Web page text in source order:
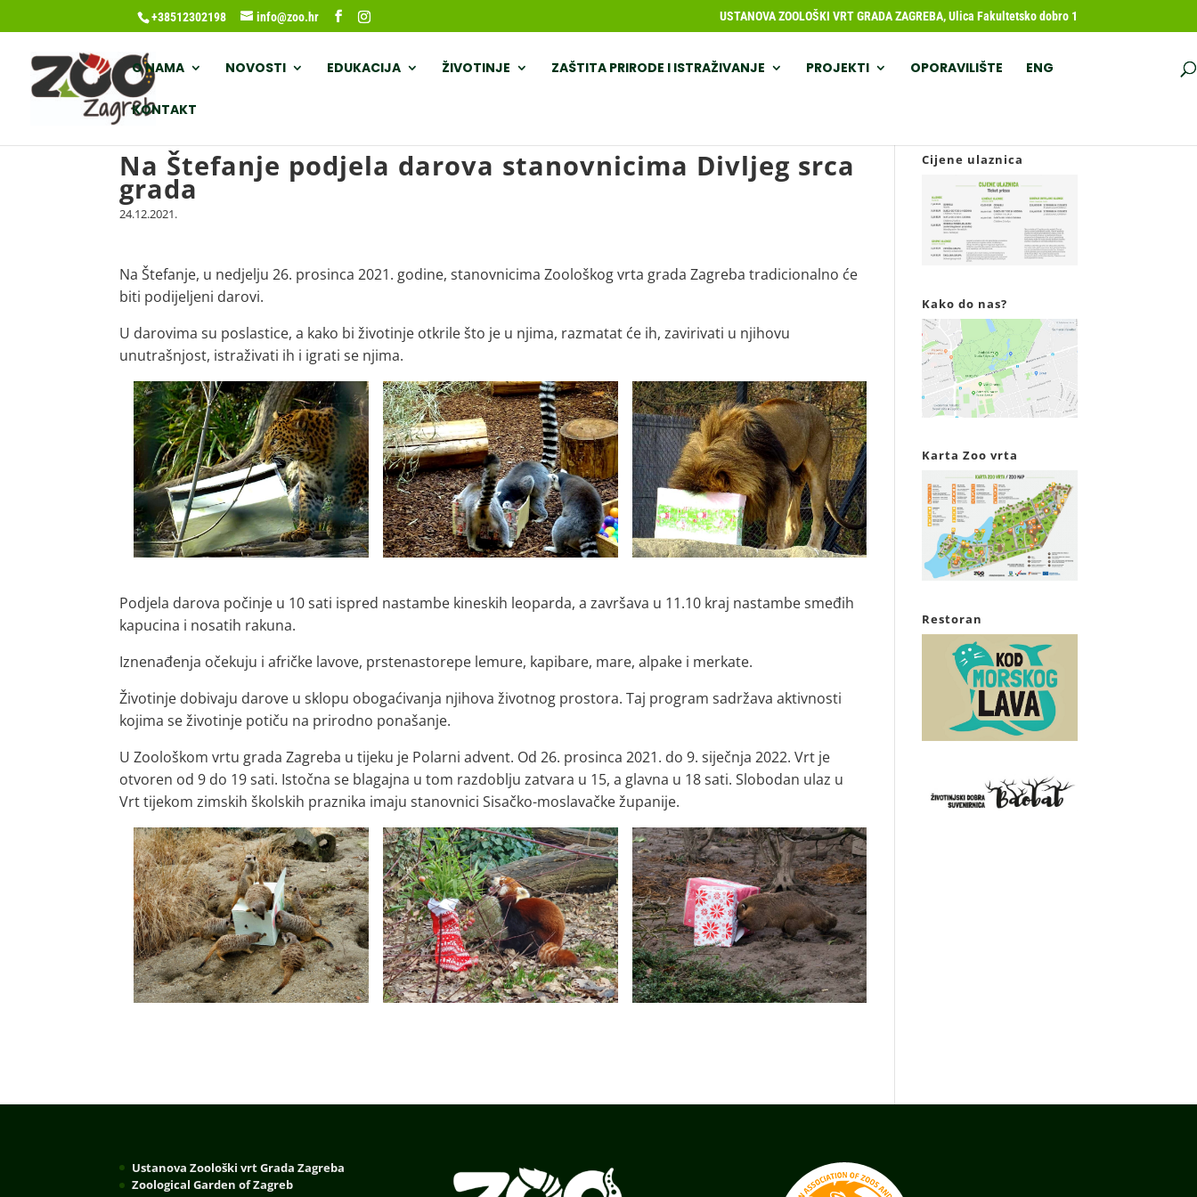
+38512302198 info@zoo.hr USTANOVA ZOOLOŠKI VRT GRADA ZAGREBA, Ulica Fakultetsko dobro 1
O NAMA NOVOSTI EDUKACIJA ŽIVOTINJE ZAŠTITA PRIRODE I ISTRAŽIVANJE PROJEKTI OPORAVILIŠTE ENG
KONTAKT
Na Štefanje podjela darova stanovnicima Divljeg srca
grada
24.12.2021.
Na Štefanje, u nedjelju 26. prosinca 2021. godine, stanovnicima Zoološkog vrta grada Zagreba tradicionalno će
biti podijeljeni darovi.
U darovima su poslastice, a kako bi životinje otkrile što je u njima, razmatat će ih, zavirivati u njihovu
unutrašnjost, istraživati ih i igrati se njima.
Podjela darova počinje u 10 sati ispred nastambe kineskih leoparda, a završava u 11.10 kraj nastambe smeđih
kapucina i nosatih rakuna.
Iznenađenja očekuju i afričke lavove, prstenastorepe lemure, kapibare, mare, alpake i merkate.
Životinje dobivaju darove u sklopu obogaćivanja njihova životnog prostora. Taj program sadržava aktivnosti
kojima se životinje potiču na prirodno ponašanje.
U Zoološkom vrtu grada Zagreba u tijeku je Polarni advent. Od 26. prosinca 2021. do 9. siječnja 2022. Vrt je
otvoren od 9 do 19 sati. Istočna se blagajna u tom razdoblju zatvara u 15, a glavna u 18 sati. Slobodan ulaz u
Vrt tijekom zimskih školskih praznika imaju stanovnici Sisačko-moslavačke županije.
Cijene ulaznica
Kako do nas?
Karta Zoo vrta
Restoran
Ustanova Zoološki vrt Grada Zagreba
Zoological Garden of Zagreb